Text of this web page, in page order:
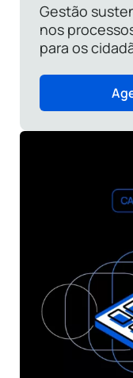
Gestão
nos
para os